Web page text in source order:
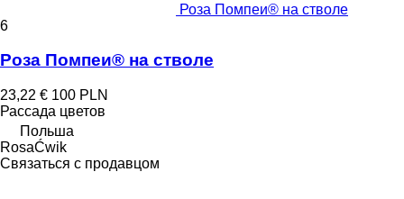
Роза Помпеи® на стволе
6
Роза Помпеи® на стволе
23,22 € 100 PLN
Рассада цветов
Польша
RosaĆwik
Связаться с продавцом